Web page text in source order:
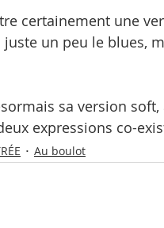
certainement une
un peu le blues,
sa version
expressions co-
Au boulot